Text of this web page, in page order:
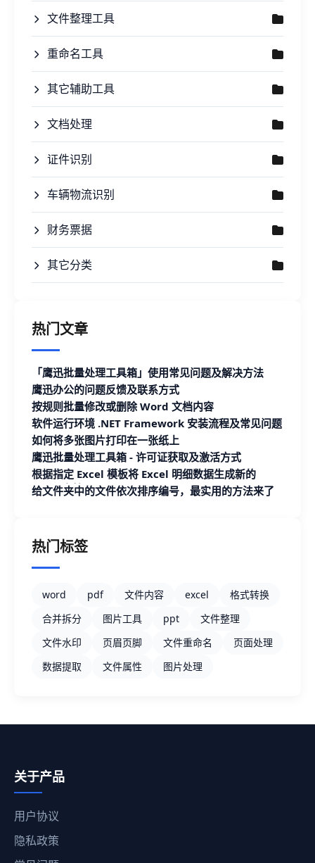
文件整理工具
重命名工具
其它辅助工具
文档处理
证件识别
车辆物流识别
财务票据
其它分类
热门文章
「鹰迅批量处理工具箱」使用常见问题及解决方法
鹰迅办公的问题反馈及联系方式
按规则批量修改或删除 Word 文档内容
软件运行环境 .NET Framework 安装流程及常见问题
如何将多张图片打印在一张纸上
鹰迅批量处理工具箱 - 许可证获取及激活方式
根据指定 Excel 模板将 Excel 明细数据生成新的
Excel 文档
给文件夹中的文件依次排序编号，最实用的方法来了
热门标签
word pdf 文件内容 excel
格式转换
合并拆分
图片工具 ppt
文件整理
文件水印
页眉页脚 文件重命名
页面处理
数据提取
文件属性 图片处理
关于产品
用户协议
隐私政策